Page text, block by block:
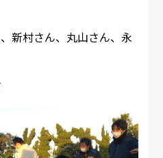
新村さん、丸山さん、永